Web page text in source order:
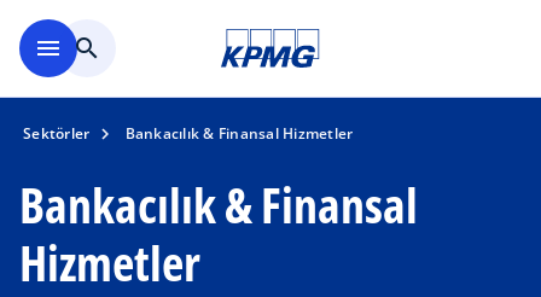
menu search
Sektörler Bankacılık & Finansal Hizmetler
Bankacılık & Finansal
Hizmetler